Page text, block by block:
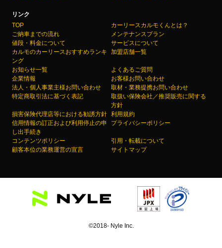
リンク
TOP
カーリースカルモくんとは？
ご納車までの流れ
メンテナンスプラン
値段・料金について
サービスについて
カルモのカーリースおすすめランキ
ング
加盟店舗一覧
お知らせ一覧
よくあるご質問
企業情報
お客様お問い合わせ
法人・個人事業主様お問い合わせ
取材・業務提携お問い合わせ
特定商取引法に基づく表記
取扱い保険会社／推奨販売に関する
方針
損害保険代理店等における勧誘方針 利用規約
信用情報の訂正および利用停止の申
し出手続き
プライバシーポリシー
コンテンツポリシー
引用・転載について
顧客本位の業務運営の宣言
サイトマップ
©2018- Nyle Inc.